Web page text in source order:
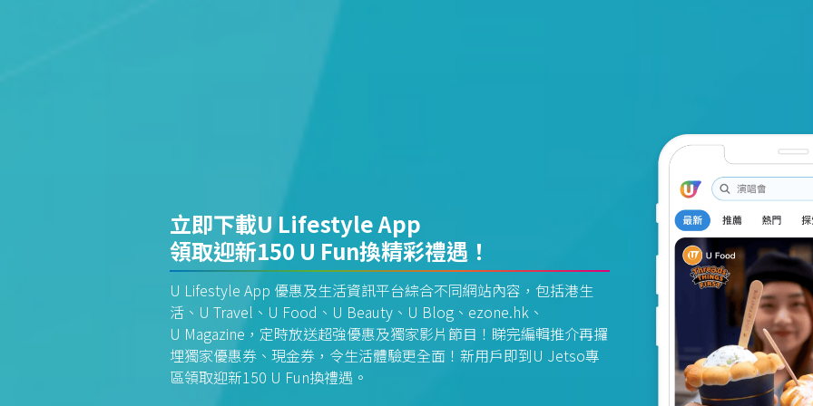
立即下載U Lifestyle App
領取迎新150 U Fun換精彩禮遇！
U Lifestyle App 優惠及生活資訊平台綜合不同網站內容，包括港生
活、U Travel、U Food、U Beauty、U Blog、ezone.hk、
U Magazine，定時放送超強優惠及獨家影片節目！睇完編輯推介再攞
埋獨家優惠券、現金券，令生活體驗更全面！新用戶即到U Jetso專
區領取迎新150 U Fun換禮遇。